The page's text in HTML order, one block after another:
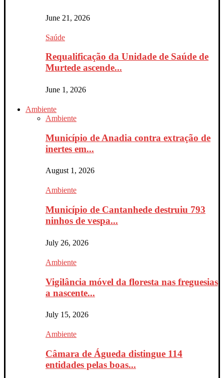
June 21, 2026
Saúde
Requalificação da Unidade de Saúde de
Murtede ascende...
June 1, 2026
Ambiente
Ambiente
Município de Anadia contra extração de
inertes em...
August 1, 2026
Ambiente
Município de Cantanhede destruiu 793
ninhos de vespa...
July 26, 2026
Ambiente
Vigilância móvel da floresta nas freguesias
a nascente...
July 15, 2026
Ambiente
Câmara de Águeda distingue 114
entidades pelas boas...